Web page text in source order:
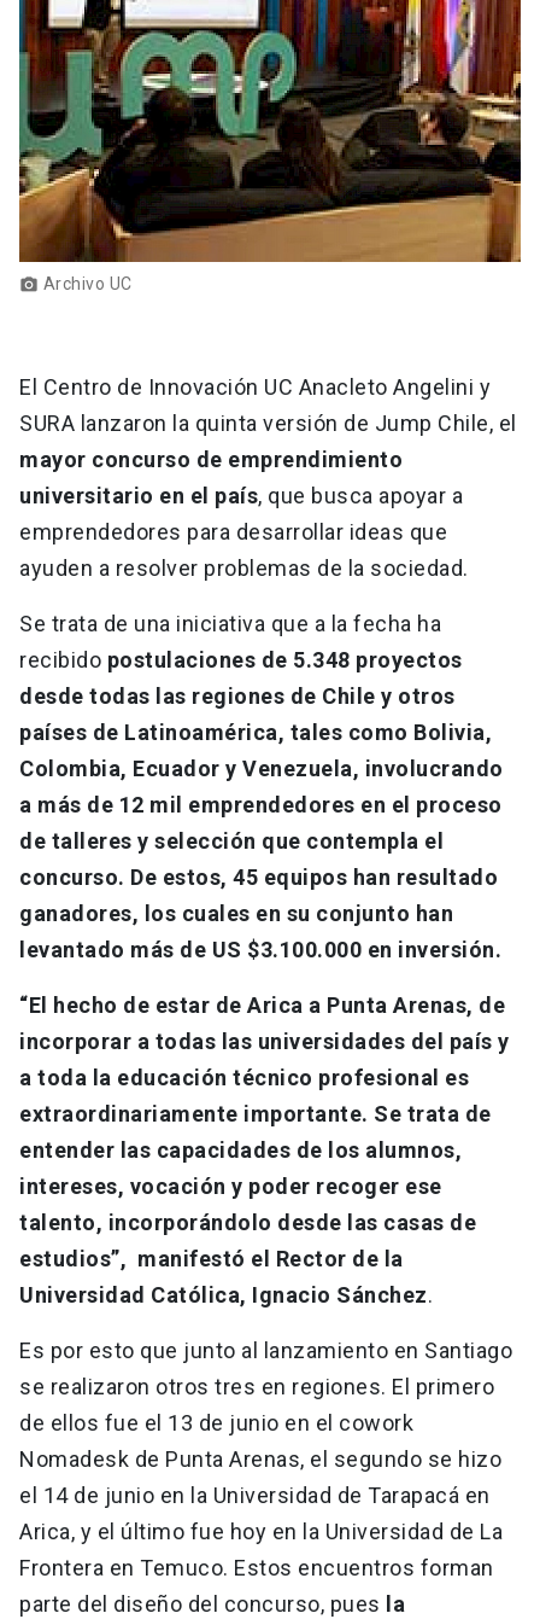
Vecinos launch
Donaciones launch
photo_camera Archivo UC
El Centro de Innovación UC Anacleto Angelini y
SURA lanzaron la quinta versión de Jump Chile, el
mayor concurso de emprendimiento
universitario en el país, que busca apoyar a
emprendedores para desarrollar ideas que
ayuden a resolver problemas de la sociedad.
Se trata de una iniciativa que a la fecha ha
recibido postulaciones de 5.348 proyectos
desde todas las regiones de Chile y otros
países de Latinoamérica, tales como Bolivia,
Colombia, Ecuador y Venezuela, involucrando
a más de 12 mil emprendedores en el proceso
de talleres y selección que contempla el
concurso. De estos, 45 equipos han resultado
ganadores, los cuales en su conjunto han
levantado más de US $3.100.000 en inversión.
“El hecho de estar de Arica a Punta Arenas, de
incorporar a todas las universidades del país y
a toda la educación técnico profesional es
extraordinariamente importante. Se trata de
entender las capacidades de los alumnos,
intereses, vocación y poder recoger ese
talento, incorporándolo desde las casas de
estudios”, manifestó el Rector de la
Universidad Católica, Ignacio Sánchez.
Es por esto que junto al lanzamiento en Santiago
se realizaron otros tres en regiones. El primero
de ellos fue el 13 de junio en el cowork
Nomadesk de Punta Arenas, el segundo se hizo
el 14 de junio en la Universidad de Tarapacá en
Arica, y el último fue hoy en la Universidad de La
Frontera en Temuco. Estos encuentros forman
parte del diseño del concurso, pues
la